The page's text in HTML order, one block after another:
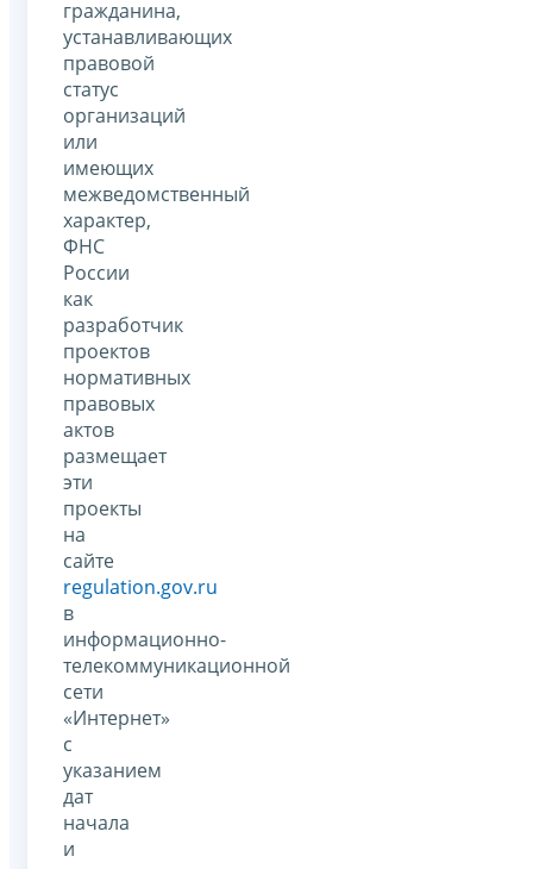
гражданина,
устанавливающих
правовой
статус
организаций
или
имеющих
межведомственный
характер,
ФНС
России
как
разработчик
проектов
нормативных
правовых
актов
размещает
эти
проекты
на
сайте
regulation.gov.ru
в
информационно-
телекоммуникационной
сети
«Интернет»
с
указанием
дат
начала
и